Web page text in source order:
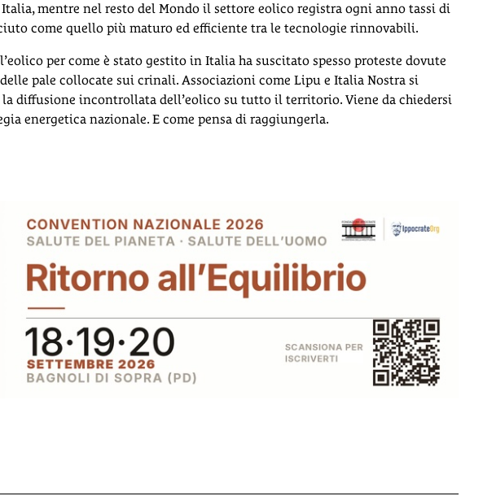
mentre nel resto del Mondo il settore eolico registra ogni anno tassi di
come quello più maturo ed efficiente tra le tecnologie rinnovabili.
per come è stato gestito in Italia ha suscitato spesso proteste dovute
pale collocate sui crinali. Associazioni come Lipu e Italia Nostra si
la diffusione incontrollata dell’eolico su tutto il territorio. Viene da chiedersi
energetica nazionale. E come pensa di raggiungerla.